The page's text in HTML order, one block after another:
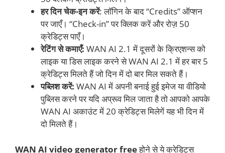
हर दिन चेक-इन करें: लॉगिन के बाद “Credits” ऑप्शन
पर जाएँ। “Check-in” पर क्लिक करें और रोज़ 50
क्रेडिट्स पाएँ।
रेटिंग से कमाएँ: WAN AI 2.1 में दूसरों के क्रिएशन्स को
लाइक या डिस लाइक करने से WAN AI 2.1 में हर बार 5
क्रेडिट्स मिलते हैं जो दिन में दो बार मिल सकते हैं।
पब्लिश करें: WAN AI में अपनी बनाई हुई इमेज या वीडियो
पुब्लिस करने पर यदि अप्रूव मिल जाता है तो आपको आपके
WAN AI अकाउंट में 20 क्रेडिट्स मिलेगें यह भी दिन में
दो मिलते हैं।
WAN AI video generator freeहोने से ये क्रेडिट्स